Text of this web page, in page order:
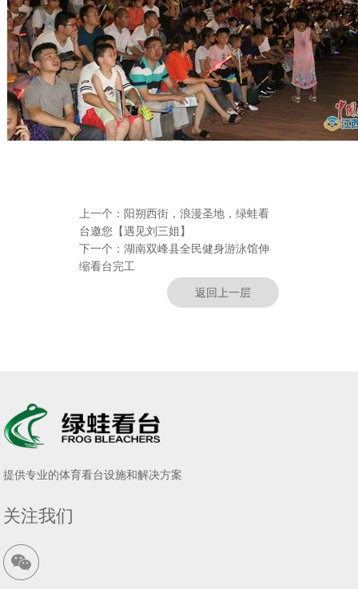
上一个： 阳朔西街，浪漫圣地，绿蛙看
台邀您【遇见刘三姐】
下一个： 湖南双峰县全民健身游泳馆伸
缩看台完工
返回上一层
提供专业的体育看台设施和解决方案
关注我们